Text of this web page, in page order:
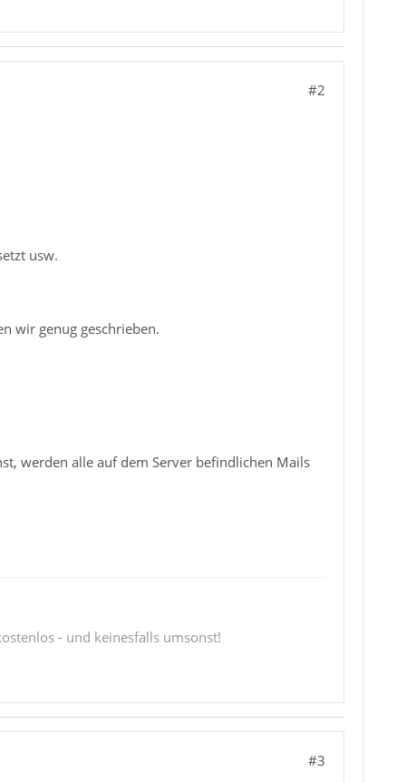
#2
usw.
wir genug geschrieben.
werden alle auf dem Server befindlichen Mails
- und keinesfalls umsonst!
#3